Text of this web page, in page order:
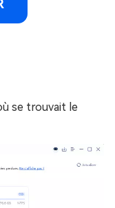
se trouvait le